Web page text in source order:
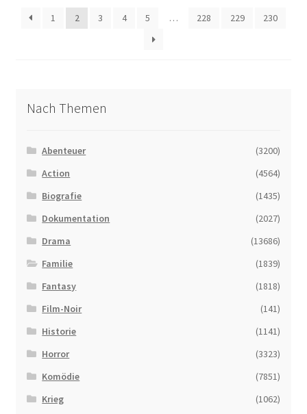
1
2 3 4 5 … 228 229 230
Nach Themen
Abenteuer
(3200)
Action
(4564)
Biografie
(1435)
Dokumentation
(2027)
Drama
(13686)
Familie
(1839)
Fantasy
(1818)
Film-Noir
(141)
Historie
(1141)
Horror
(3323)
Komödie
(7851)
Krieg
(1062)